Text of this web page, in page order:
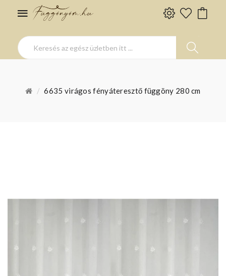
6635 virágos fényáteresztő függöny 280 cm